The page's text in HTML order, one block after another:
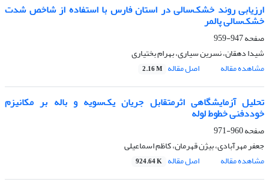
ارزیابی روند خشک‌سالی در استان فارس با استفاده از شاخص شدت
خشک‌سالی پالمر
صفحه947-959
شیدا دهقان، نسرین سیاری، بهرام بختیاری
مشاهده مقاله
اصل مقاله 2.16 M
تحلیل آزمایشگاهی اثرمتقابل جریان یک‌سویه و باله بر مکانیزم
خوددفنی خطوط لوله
صفحه960-971
جعفر مهرآبادی، بیژن قهرمان، کاظم اسماعیلی
مشاهده مقاله
اصل مقاله 924.64 K